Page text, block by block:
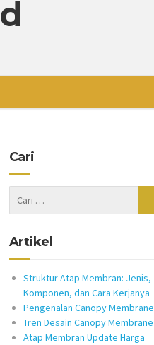
Cari
Artikel
Struktur Atap Membran: Jenis,
Komponen, dan Cara Kerjanya
Pengenalan Canopy Membrane
Tren Desain Canopy Membrane
Atap Membran Update Harga